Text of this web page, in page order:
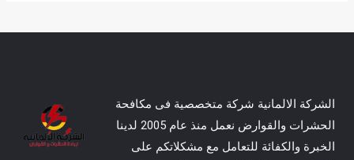
الشركة الالمانية شركة متخصصية فى مكافحة
الحشرات والقوارض نعمل منذ عام 2005 لدينا
الخبرة والكفائة للتعامل مع مشكلاتكم على